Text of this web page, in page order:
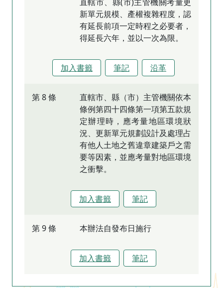
新單元規模、產權複雜程度，認
有延長前項一定時程之必要者，
得延長六年，並以一次為限。
加入書籤 筆記 沿革
第 8 條
直轄市、縣（市）主管機關依本
條例第四十四條第一項第五款規
定辦理時，應考量地區環境狀
況、更新單元規劃設計及處理占
有他人土地之舊違章建築戶之需
要等因素，並應考量對地區環境
之衝擊。
加入書籤 筆記
第 9 條 本辦法自發布日施行
加入書籤 筆記